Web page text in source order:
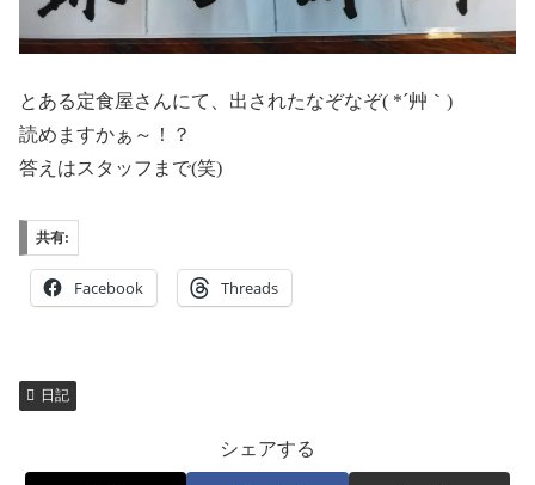
とある定食屋さんにて、出されたなぞなぞ( *´艸｀)
読めますかぁ～！？
答えはスタッフまで(笑)
共有:
Facebook Threads
日記
シェアする